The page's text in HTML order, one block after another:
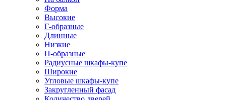
Форма
Высокие
Г-образные
Длинные
Низкие
П-образные
Радиусные шкафы-купе
Широкие
Угловые шкафы-купе
Закругленный фасад